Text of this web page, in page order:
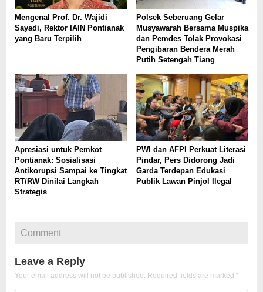
Mengenal Prof. Dr. Wajidi
Sayadi, Rektor IAIN Pontianak
yang Baru Terpilih
Polsek Seberuang Gelar
Musyawarah Bersama Muspika
dan Pemdes Tolak Provokasi
Pengibaran Bendera Merah
Putih Setengah Tiang
Apresiasi untuk Pemkot
Pontianak: Sosialisasi
Antikorupsi Sampai ke Tingkat
RT/RW Dinilai Langkah
Strategis
PWI dan AFPI Perkuat Literasi
Pindar, Pers Didorong Jadi
Garda Terdepan Edukasi
Publik Lawan Pinjol Ilegal
Comment
Leave a Reply
Your email address will not be published. Required fields are marked *